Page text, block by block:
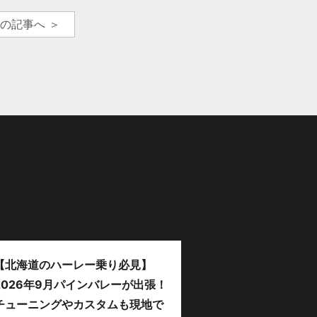
記事へ ＞
北海道のハーレー乗り必見】
年9月パインバレーが出張！
ューニングやカスタムも現地で